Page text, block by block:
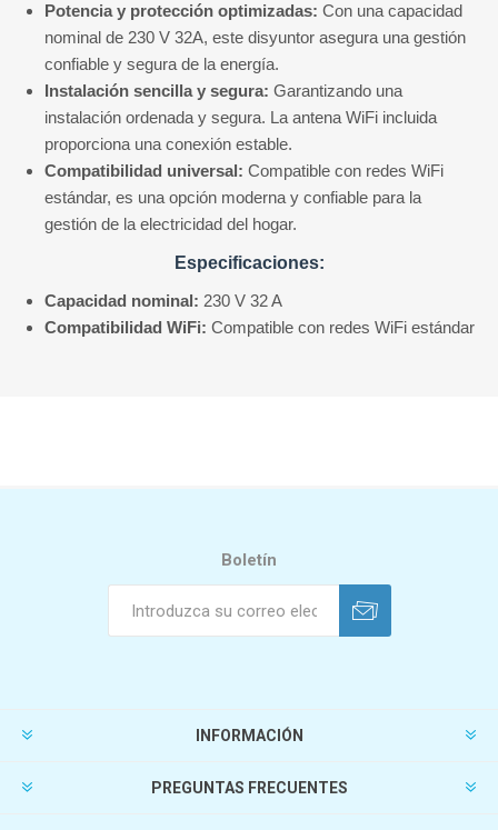
Potencia y protección optimizadas: Con una capacidad
nominal de 230 V 32A, este disyuntor asegura una gestión
confiable y segura de la energía.
Instalación sencilla y segura: Garantizando una
instalación ordenada y segura. La antena WiFi incluida
proporciona una conexión estable.
Compatibilidad universal: Compatible con redes WiFi
estándar, es una opción moderna y confiable para la
gestión de la electricidad del hogar.
Especificaciones:
Capacidad nominal: 230 V 32 A
Compatibilidad WiFi: Compatible con redes WiFi estándar
Boletín
INFORMACIÓN
PREGUNTAS FRECUENTES